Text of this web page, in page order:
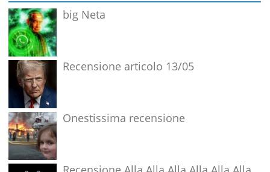
big Neta
Recensione articolo 13/05
Onestissima recensione